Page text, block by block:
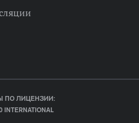
ПО ЛИЦЕНЗИИ:
INTERNATIONAL